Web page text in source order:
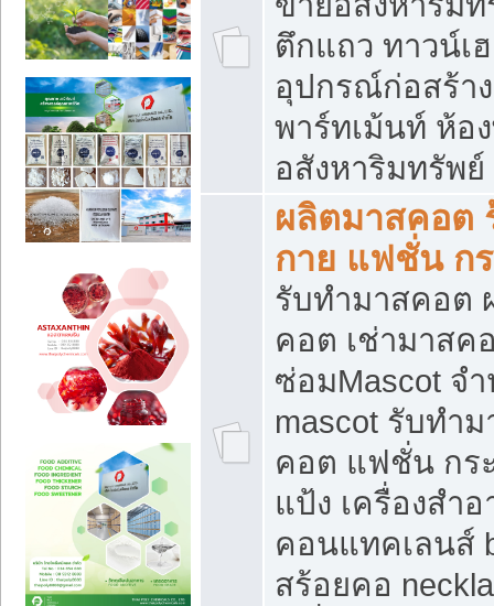
ตึกแถว ทาวน์เ
อุปกรณ์ก่อสร้า
พาร์ทเม้นท์ ห้อ
อสังหาริมทรัพ
ผลิตมาสคอต
กาย แฟชั่น กร
รับทำมาสคอต
คอต เช่ามาสค
ซ่อมMascot จ
mascot รับทำ
คอต แฟชั่น กระ
แป้ง เครื่องสำ
คอนแทคเลนส์
สร้อยคอ